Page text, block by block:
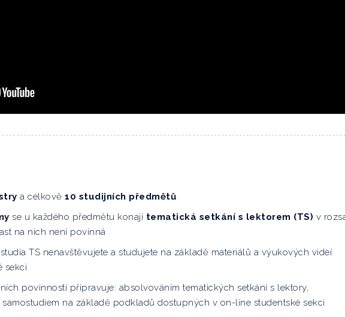
a celkově 10 studijních předmětů
se u každého předmětu konají tematická setkání s lektorem (TS) v
na nich není povinná
studia TS nenavštěvujete a studujete na základě materiálů a výukových videí
sekci
povinností připravuje: absolvováním tematických setkání s lektory,
na základě podkladů dostupných v on-line studentské sekci